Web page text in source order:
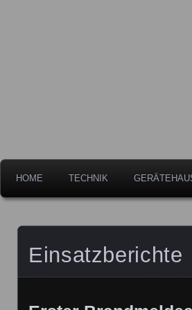
HOME TECHNIK
Einsatzberichte